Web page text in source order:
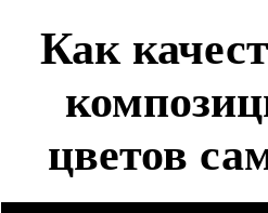
Как
цветов